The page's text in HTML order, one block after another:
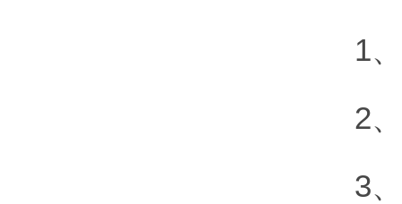
1、
2、
3、